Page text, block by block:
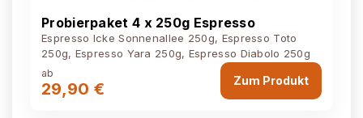
Probierpaket 4 x 250g Espresso
Espresso Icke Sonnenallee 250g, Espresso Toto
250g, Espresso Yara 250g, Espresso Diabolo 250g
ab
29,90 € Zum Produkt